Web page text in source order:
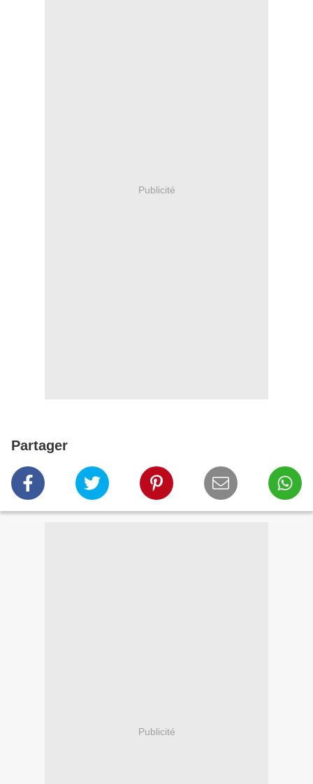
Publicité
Partager
Publicité